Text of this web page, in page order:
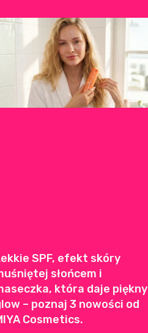
SPF, efekt skóry
słońcem i
która daje piękny
– poznaj 3 nowości od
Cosmetics.